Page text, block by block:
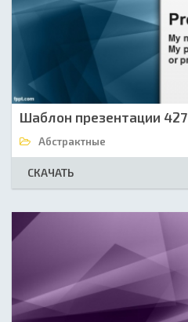
Шаблон презентации 427
Абстрактные
СКАЧАТЬ